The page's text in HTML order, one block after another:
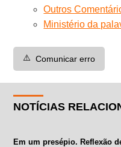
Outros
Ministério da
⚠️ Comunicar erro
NOTÍCIAS
Em um presépio. Reflexão